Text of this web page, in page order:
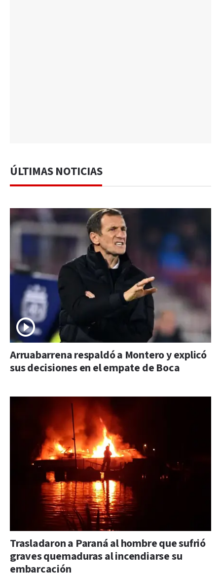
ÚLTIMAS NOTICIAS
Arruabarrena respaldó a Montero y explicó
sus decisiones en el empate de Boca
Trasladaron a Paraná al hombre que sufrió
graves quemaduras al incendiarse su
embarcación